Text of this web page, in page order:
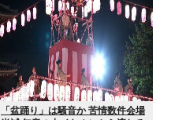
「盆踊り」は騒音か 苦情数件会場